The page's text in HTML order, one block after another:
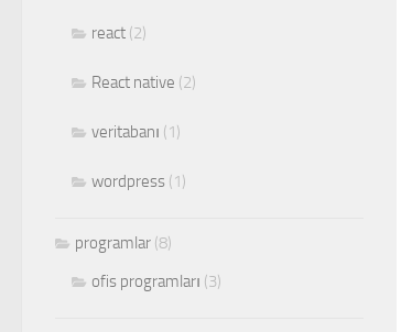
react (2)
React native (2)
veritabanı (1)
wordpress (1)
programlar (8)
ofis programları (3)